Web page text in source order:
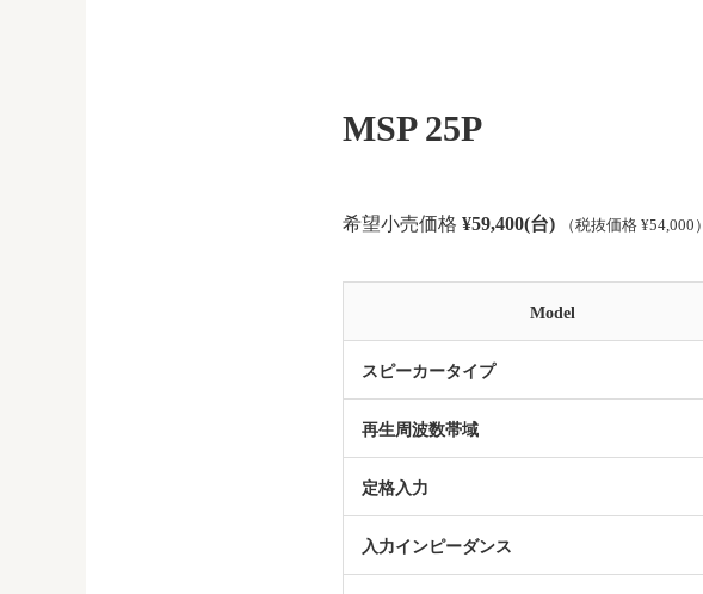
MSP 25P
希望小売価格 ¥59,400(台) （税抜価格 ¥54,000）
Model
スピーカータイプ
再生周波数帯域
定格入力
入力インピーダンス